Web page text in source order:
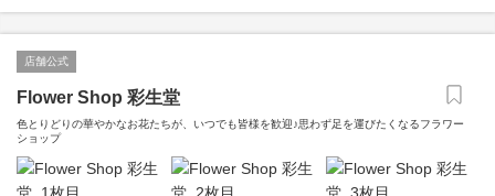
店舗公式
Flower Shop 彩生堂
色とりどりの華やかなお花たちが、いつでも皆様を歓迎♪思わず足を運びたくなるフラワー
ショップ